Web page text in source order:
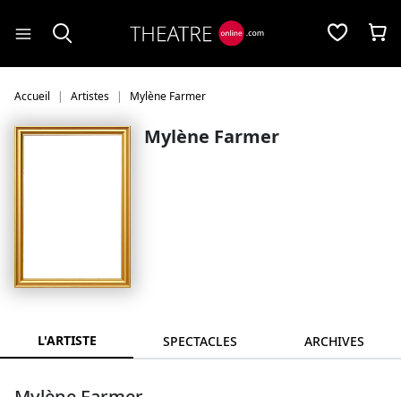
Accueil Artistes Mylène Farmer
Mylène Farmer
L'ARTISTE SPECTACLES ARCHIVES